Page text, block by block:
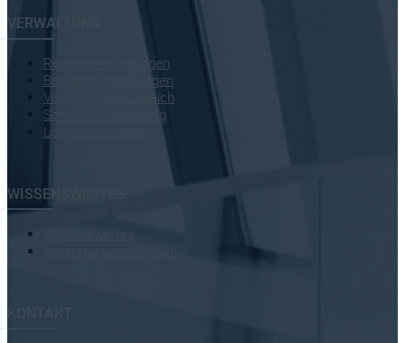
VERWALTUNG
Rentenberechnungen
Barwertberechnungen
Versorgungsausgleich
Softwareentwicklung
Lohnabrechnung
WISSENSWERTES